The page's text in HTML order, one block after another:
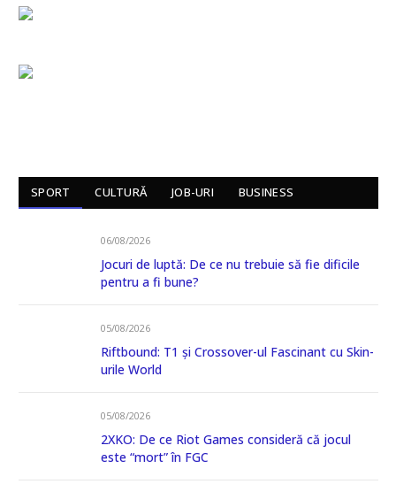
SPORT CULTURĂ JOB-URI BUSINESS
06/08/2026
Jocuri de luptă: De ce nu trebuie să fie dificile
pentru a fi bune?
05/08/2026
Riftbound: T1 și Crossover-ul Fascinant cu Skin-
urile World
05/08/2026
2XKO: De ce Riot Games consideră că jocul
este “mort” în FGC